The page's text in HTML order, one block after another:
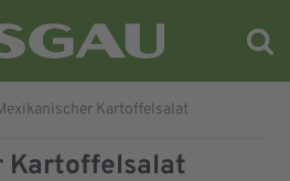
Kartoffelsalat
Kartoffelsalat